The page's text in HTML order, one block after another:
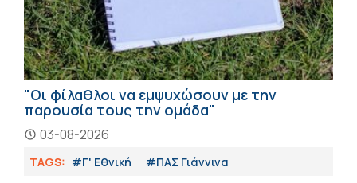
"Οι φίλαθλοι να εμψυχώσουν με την
παρουσία τους την ομάδα"
03-08-2026
TAGS: #Γ' Εθνική #ΠΑΣ Γιάννινα